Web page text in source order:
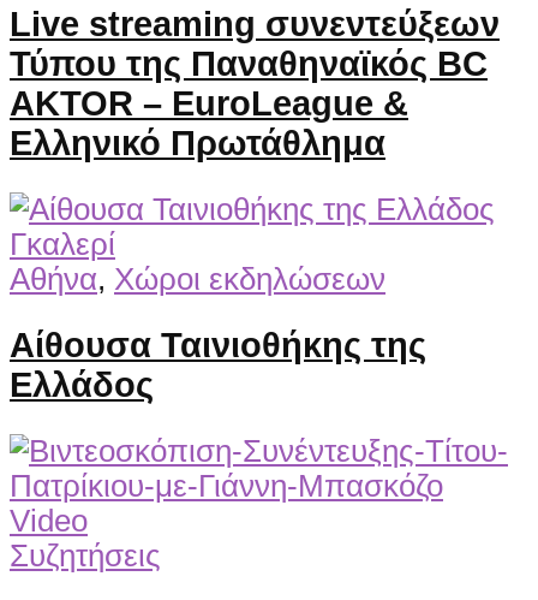
Live streaming συνεντεύξεων
Τύπου της Παναθηναϊκός BC
AKTOR – EuroLeague &
Ελληνικό Πρωτάθλημα
Γκαλερί
Αθήνα, Χώροι εκδηλώσεων
Αίθουσα Ταινιοθήκης της
Ελλάδος
Video
Συζητήσεις